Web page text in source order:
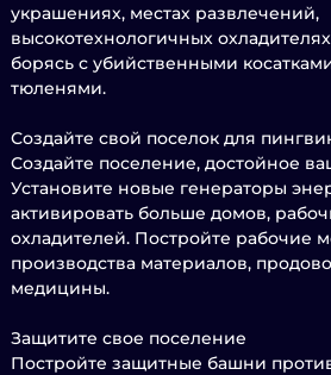
украшениях, местах развлечений,
высокотехнологичных
борясь с убийственными
тюленями.
Создайте свой поселок для
Создайте поселение, достойное
Установите новые генераторы
активировать больше домов,
охладителей. Постройте рабочие
производства материалов,
медицины.
Защитите свое поселение
Постройте защитные башни